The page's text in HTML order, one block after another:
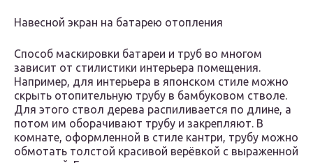
Навесной экран на батарею отопления
Способ маскировки батареи и труб во многом
зависит от стилистики интерьера помещения.
Например, для интерьера в японском стиле можно
скрыть отопительную трубу в бамбуковом стволе.
Для этого ствол дерева распиливается по длине, а
потом им оборачивают трубу и закрепляют. В
комнате, оформленной в стиле кантри, трубу можно
обмотать толстой красивой верёвкой с выраженной